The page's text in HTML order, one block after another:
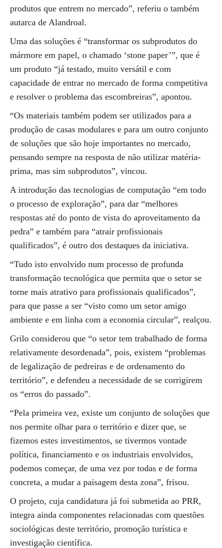
produtos que entrem no mercado”, referiu o também
autarca de Alandroal.
Uma das soluções é “transformar os subprodutos do
mármore em papel, o chamado ‘stone paper’”, que é
um produto “já testado, muito versátil e com
capacidade de entrar no mercado de forma competitiva
e resolver o problema das escombreiras”, apontou.
“Os materiais também podem ser utilizados para a
produção de casas modulares e para um outro conjunto
de soluções que são hoje importantes no mercado,
pensando sempre na resposta de não utilizar matéria-
prima, mas sim subprodutos”, vincou.
A introdução das tecnologias de computação “em todo
o processo de exploração”, para dar “melhores
respostas até do ponto de vista do aproveitamento da
pedra” e também para “atrair profissionais
qualificados”, é outro dos destaques da iniciativa.
“Tudo isto envolvido num processo de profunda
transformação tecnológica que permita que o setor se
torne mais atrativo para profissionais qualificados”,
para que passe a ser “visto como um setor amigo
ambiente e em linha com a economia circular”, realçou.
Grilo considerou que “o setor tem trabalhado de forma
relativamente desordenada”, pois, existem “problemas
de legalização de pedreiras e de ordenamento do
território”, e defendeu a necessidade de se corrigirem
os “erros do passado”.
“Pela primeira vez, existe um conjunto de soluções que
nos permite olhar para o território e dizer que, se
fizemos estes investimentos, se tivermos vontade
política, financiamento e os industriais envolvidos,
podemos começar, de uma vez por todas e de forma
concreta, a mudar a paisagem desta zona”, frisou.
O projeto, cuja candidatura já foi submetida ao PRR,
integra ainda componentes relacionadas com questões
sociológicas deste território, promoção turística e
investigação científica.